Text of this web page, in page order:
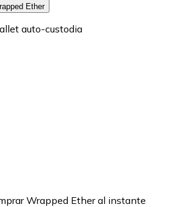
Ether
auto-custodia
Wrapped Ether al instante